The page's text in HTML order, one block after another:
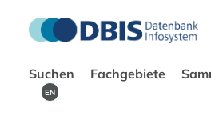
Suchen Fachgebiete
EN